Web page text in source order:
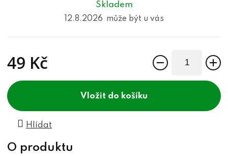
Skladem
12.8.2026
49 Kč
do košíku
Hlídat